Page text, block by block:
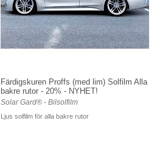
Färdigskuren Proffs (med lim) Solfilm Alla
bakre rutor - 20% - NYHET!
Solar Gard® - Bilsolfilm
Ljus solfilm för alla bakre rutor